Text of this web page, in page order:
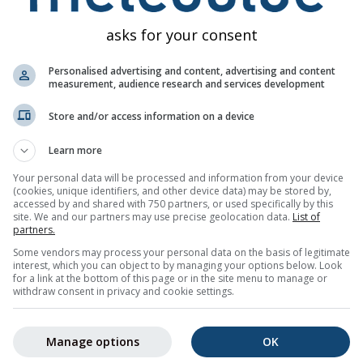
80%
ჩამოტვირთვა
ამინდის ტენდენციას
მინიმალური და მაქსიმალური ტემპერატურებით,
ფერებით არის აღნიშნული. რაც უფრო ძლიერია
მით უფრო გაურკვეველია პროგნოზი. სქელი ხაზი ყველაზე
asks for your consent
Personalised advertising and content, advertising and content
measurement, audience research and services development
Store and/or access information on a device
Learn more
Your personal data will be processed and information from your device
(cookies, unique identifiers, and other device data) may be stored by,
accessed by and shared with 750 partners, or used specifically by this
site. We and our partners may use precise geolocation data. List of
partners.
Some vendors may process your personal data on the basis of legitimate
interest, which you can object to by managing your options below. Look
for a link at the bottom of this page or in the site menu to manage or
withdraw consent in privacy and cookie settings.
OK
Manage options